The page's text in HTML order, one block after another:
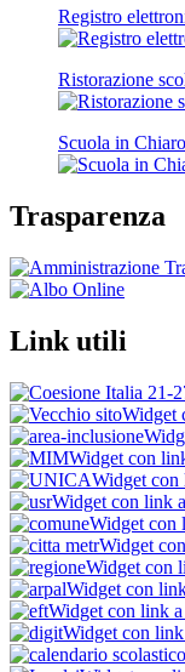
Registro
Ristorazione
Scuola in Chiaro
Trasparenza
Link utili
Widget
Widget con
Widget con
Widget con link
Widget con
Widget
Widget con
Widget con
Widget con link a
Widget con link